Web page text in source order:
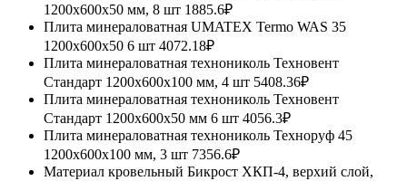
1200х600х50 мм, 8 шт 1885.6₽
Плита минераловатная UMATEX Termo WAS 35
1200x600x50 6 шт 4072.18₽
Плита минераловатная технониколь Техновент
Стандарт 1200х600х100 мм, 4 шт 5408.36₽
Плита минераловатная технониколь Техновент
Стандарт 1200х600х50 мм 6 шт 4056.3₽
Плита минераловатная технониколь Техноруф 45
1200х600х100 мм, 3 шт 7356.6₽
Материал кровельный Бикрост ХКП-4, верхий слой,